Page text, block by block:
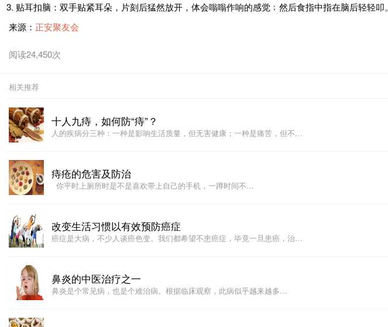
贴耳扣脑：双手贴紧耳朵，片刻后猛然放开，体会嗡嗡作响的感觉﹔然后食指中指在脑后轻轻叩。
来源： 正安聚友会
阅读24,450次
相关推荐
十人九痔，如何防“痔”？
人的疾病分三种：一种是影响生活质量，但无害健康；一种是痛苦，但不…
痔疮的危害及防治
你平时上厕所时是不是喜欢带上自己的手机，一蹲时间不…
改变生活习惯以有效预防癌症
癌症是大病，不少人谈癌色变。我们都希望不患癌症，毕竟一旦患癌，治…
鼻炎的中医治疗之一
​​鼻炎是个常见病，也是个难治病。根据临床观察，此病似乎越来越多…